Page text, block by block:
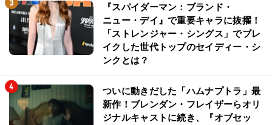
『スパイダーマン：ブランド・
ニュー・デイ』で重要キャラに抜擢！
「ストレンジャー・シングス」でブレ
イクした世代トップのセイディー・シ
ンクとは？
ついに動きだした「ハムナプトラ」最
新作！ブレンダン・フレイザーらオリ
ジナルキャストに続き、『オブセッ